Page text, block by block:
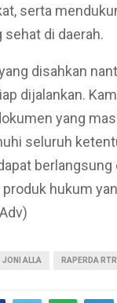
serta
di daerah.
disahkan
dijalankan.
yang
seluruh
hukum
JONI ALLA RAPERDA